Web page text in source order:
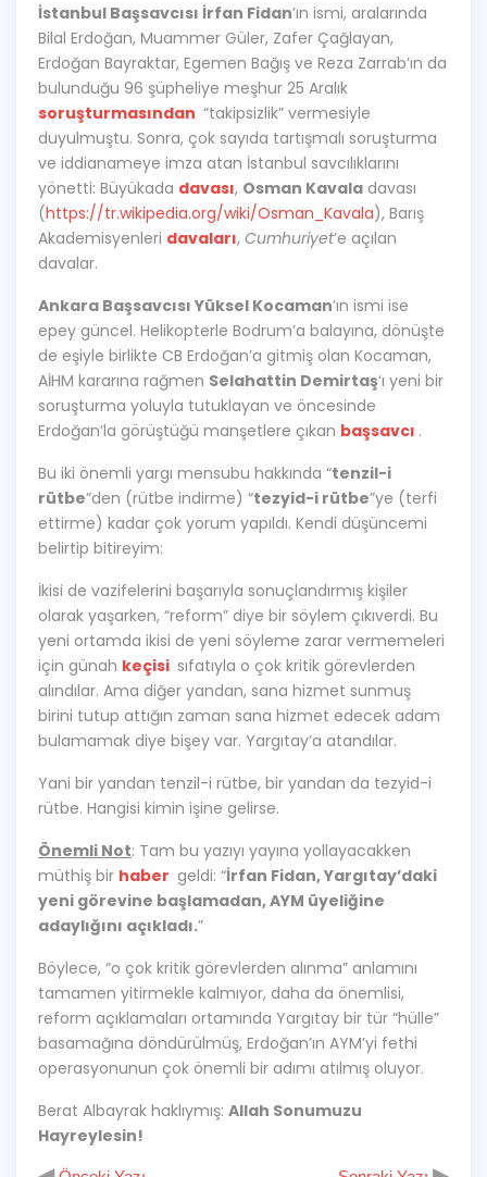
İstanbul Başsavcısı İrfan Fidan’ın ismi, aralarında
Bilal Erdoğan, Muammer Güler, Zafer Çağlayan,
Erdoğan Bayraktar, Egemen Bağış ve Reza Zarrab’ın da
bulunduğu 96 şüpheliye meşhur 25 Aralık
soruşturmasından “takipsizlik” vermesiyle
duyulmuştu. Sonra, çok sayıda tartışmalı soruşturma
ve iddianameye imza atan İstanbul savcılıklarını
yönetti: Büyükada davası, Osman Kavala davası
(https://tr.wikipedia.org/wiki/Osman_Kavala), Barış
Akademisyenleri davaları, Cumhuriyet’e açılan
davalar.
Ankara Başsavcısı Yüksel Kocaman’ın ismi ise
epey güncel. Helikopterle Bodrum’a balayına, dönüşte
de eşiyle birlikte CB Erdoğan’a gitmiş olan Kocaman,
AİHM kararına rağmen Selahattin Demirtaş‘ı yeni bir
soruşturma yoluyla tutuklayan ve öncesinde
Erdoğan’la görüştüğü manşetlere çıkan başsavcı .
Bu iki önemli yargı mensubu hakkında “tenzil-i
rütbe”den (rütbe indirme) “tezyid-i rütbe”ye (terfi
ettirme) kadar çok yorum yapıldı. Kendi düşüncemi
belirtip bitireyim:
İkisi de vazifelerini başarıyla sonuçlandırmış kişiler
olarak yaşarken, “reform” diye bir söylem çıkıverdi. Bu
yeni ortamda ikisi de yeni söyleme zarar vermemeleri
için günah keçisi sıfatıyla o çok kritik görevlerden
alındılar. Ama diğer yandan, sana hizmet sunmuş
birini tutup attığın zaman sana hizmet edecek adam
bulamamak diye bişey var. Yargıtay’a atandılar.
Yani bir yandan tenzil-i rütbe, bir yandan da tezyid-i
rütbe. Hangisi kimin işine gelirse.
Önemli Not: Tam bu yazıyı yayına yollayacakken
müthiş bir haber geldi: “İrfan Fidan, Yargıtay’daki
yeni görevine başlamadan, AYM üyeliğine
adaylığını açıkladı.”
Böylece, “o çok kritik görevlerden alınma” anlamını
tamamen yitirmekle kalmıyor, daha da önemlisi,
reform açıklamaları ortamında Yargıtay bir tür “hülle”
basamağına döndürülmüş, Erdoğan’ın AYM’yi fethi
operasyonunun çok önemli bir adımı atılmış oluyor.
Berat Albayrak haklıymış: Allah Sonumuzu
Hayreylesin!